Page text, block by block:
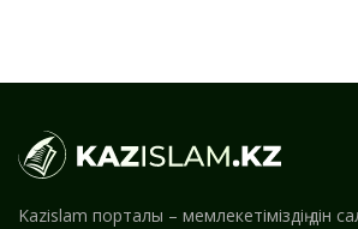
Kazislam порталы – мемлекетіміздің дін